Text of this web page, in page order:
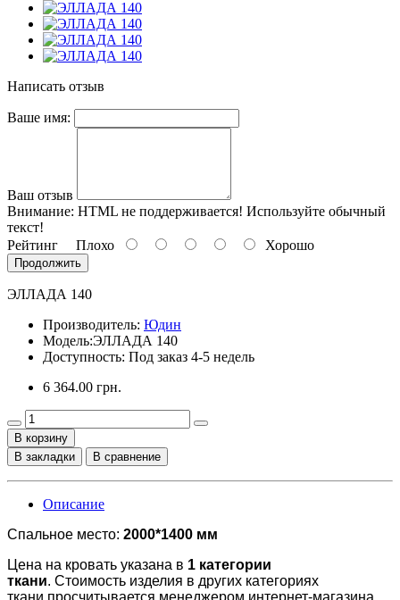
Написать отзыв
Ваше имя:
Ваш отзыв
Внимание: HTML не поддерживается! Используйте обычный
текст!
Рейтинг Плохо Хорошо
Продолжить
ЭЛЛАДА 140
Производитель: Юдин
Модель:ЭЛЛАДА 140
Доступность: Под заказ 4-5 недель
6 364.00 грн.
В корзину
В закладки
В сравнение
Описание
Спальное место: 2000*1400 мм
Цена на кровать указана в 1 категории
ткани. Стоимость изделия в других категориях
ткани просчитывается менеджером интернет-магазина